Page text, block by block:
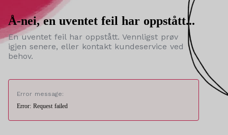
Å-nei, en uventet feil har oppstått...
En uventet feil har oppstått. Vennligst prøv
igjen senere, eller kontakt kundeservice ved
behov.
Error message:
Error: Request failed